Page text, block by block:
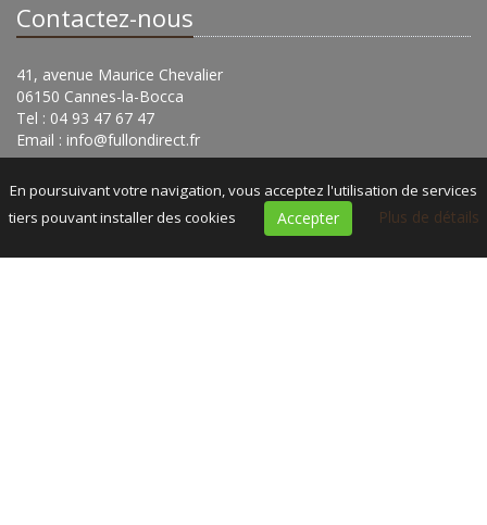
Contactez-nous
41, avenue Maurice Chevalier
06150 Cannes-la-Bocca
Tel : 04 93 47 67 47
Email : info@fullondirect.fr
En poursuivant votre navigation, vous acceptez l'utilisation de services
tiers pouvant installer des cookies
Accepter Plus de détails